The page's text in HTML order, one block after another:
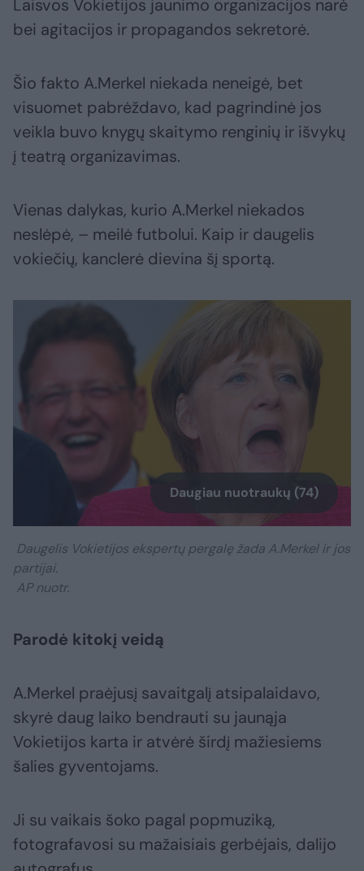
Laisvos Vokietijos jaunimo organizacijos narė
bei agitacijos ir propagandos sekretorė.
Šio fakto A.Merkel niekada neneigė, bet
visuomet pabrėždavo, kad pagrindinė jos
veikla buvo knygų skaitymo renginių ir išvykų
į teatrą organizavimas.
Vienas dalykas, kurio A.Merkel niekados
neslėpė, – meilė futbolui. Kaip ir daugelis
vokiečių, kanclerė dievina šį sportą.
Daugiau nuotraukų (74)
Daugelis Vokietijos ekspertų pergalę žada A.Merkel ir jos
partijai.
AP nuotr.
Parodė kitokį veidą
A.Merkel praėjusį savaitgalį atsipalaidavo,
skyrė daug laiko bendrauti su jaunąja
Vokietijos karta ir atvėrė širdį mažiesiems
šalies gyventojams.
Ji su vaikais šoko pagal popmuziką,
fotografavosi su mažaisiais gerbėjais, dalijo